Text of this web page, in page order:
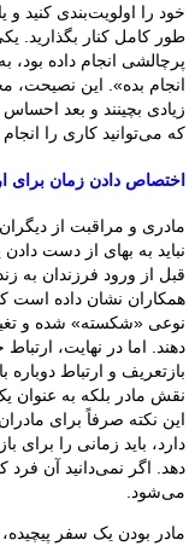
خود را اولویت‌بندی کنید و
طور کامل کنار بگذارید.
پرچالشی انجام داده
انجام بده». این نصیحت،
زیادی بچینند و بعد
که می‌توانید کاری را انجام
اختصاص دادن زمان برای
مادری و مراقبت از
نباید به بهای از دست
قبل از ورود فرزندان به
همکاران نشان داده است
نوعی «شکسته» شده و
دهند. اما در نهایت،
بازتعریف و ارتباط
نقش مادر بلکه به عنوان
این نکته صرفاً برای
دارد، باید زمانی را
دهد. اگر نمی‌دانید آن
می‌شود.
مادر بودن یک سفر